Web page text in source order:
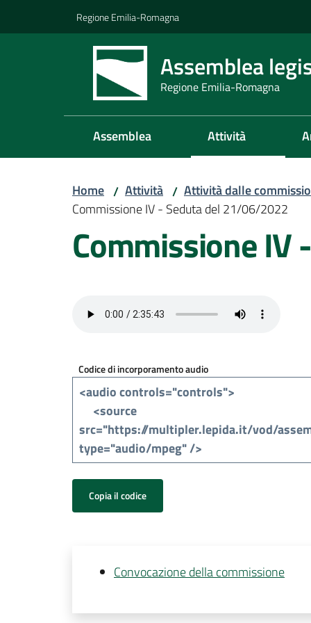
Regione Emilia-Romagna
Assemblea
Regione Emilia-Romagna
Assemblea Attività
Home / Attività / Attività dalle
Commissione IV - Seduta del 21/06/2022
Commissione
Codice di incorporamento audio
Copia il codice
Convocazione della commissione